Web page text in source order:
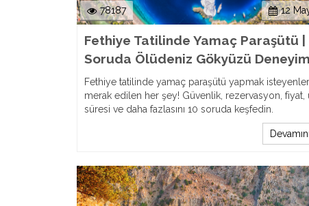
12
78187
Fethiye Tatilinde Yamaç Paraşütü |
Soruda Ölüdeniz Gökyüzü
Fethiye tatilinde yamaç paraşütü yapmak
merak edilen her şey! Güvenlik, rezervasyon, fiyat,
süresi ve daha fazlasını 10 soruda keşfedin.